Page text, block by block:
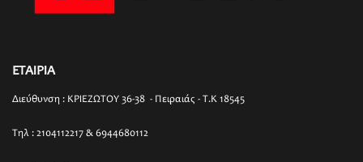
ΕΤΑΙΡΙΑ
Διεύθυνση : ΚΡΙΕΖΩΤΟΥ 36-38 - Πειραιάς - T.K 18545
Τηλ : 2104112217 & 6944680112